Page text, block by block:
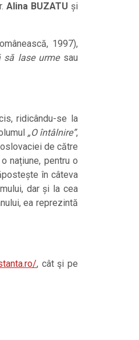
Alina BUZATU și
1997),
să lase urme sau
ridicându-se la
„O întâlnire”,
de către
națiune, pentru o
în câteva
dar și la cea
ea reprezintă
, cât şi pe